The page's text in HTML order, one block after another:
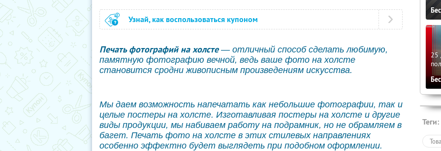
Узнай, как воспользоваться купоном
Печать фотографий на холсте— отличный способ сделать любимую,
памятную фотографию вечной, ведь ваше фото на холсте
становится сродни живописным произведениям искусства.
Мы даем возможность напечатать как небольшие фотографии, так и
целые постеры на холсте. Изготавливая постеры на холсте и другие
виды продукции, мы набиваем работу на подрамник, но не обрамляем в
багет. Печать фото на холсте в этих стилевых направлениях
особенно эффектно будет выглядеть при подобном оформлении.
25
Теги: